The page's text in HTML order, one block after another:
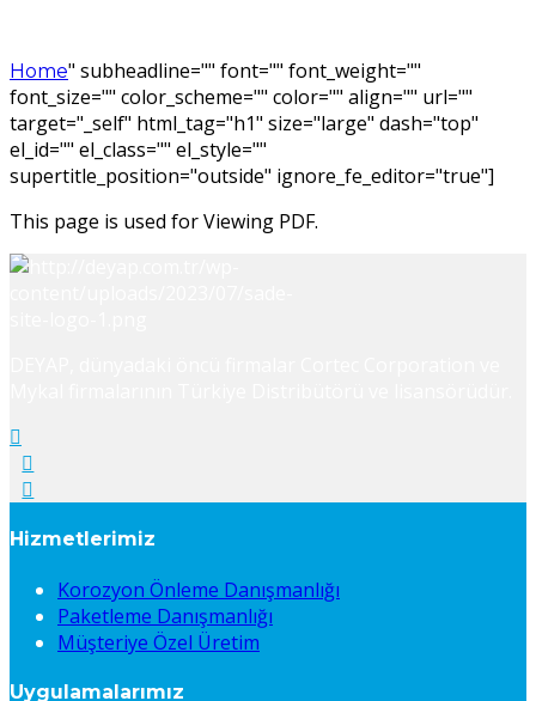
Home" subheadline="" font="" font_weight=""
font_size="" color_scheme="" color="" align="" url=""
target="_self" html_tag="h1" size="large" dash="top"
el_id="" el_class="" el_style=""
supertitle_position="outside" ignore_fe_editor="true"]
This page is used for Viewing PDF.
Hizmetlerimiz
Korozyon Önleme Danışmanlığı
Paketleme Danışmanlığı
Müşteriye Özel Üretim
Uygulamalarımız